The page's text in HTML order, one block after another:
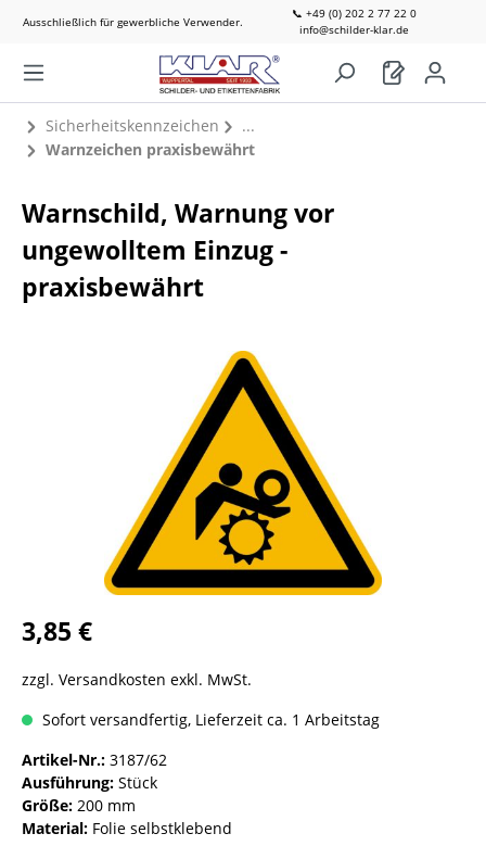
Ausschließlich für gewerbliche Verwender.
📞 +49 (0) 202 2 77 22 0
info@schilder-klar.de
Sicherheitskennzeichen
Warnzeichen praxisbewährt
Warnschild, Warnung vor
ungewolltem Einzug -
praxisbewährt
3,85 €
zzgl. Versandkosten exkl. MwSt.
Sofort versandfertig, Lieferzeit ca. 1 Arbeitstag
Artikel-Nr.: 3187/62
Ausführung: Stück
Größe: 200 mm
Material: Folie selbstklebend